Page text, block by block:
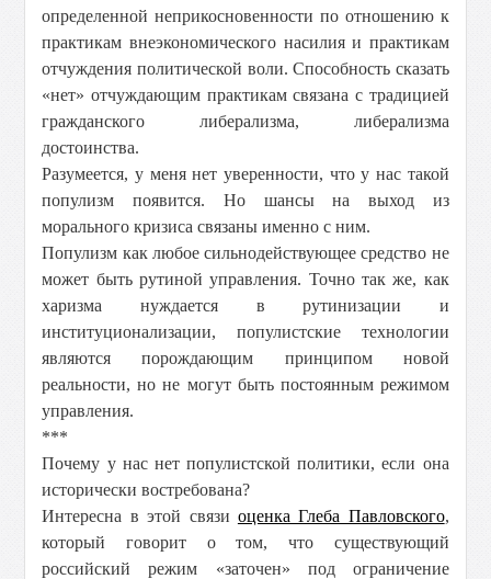
определенной неприкосновенности по отношению к
практикам внеэкономического насилия и практикам
отчуждения политической воли. Способность сказать
«нет» отчуждающим практикам связана с традицией
гражданского либерализма, либерализма
достоинства.
Разумеется, у меня нет уверенности, что у нас такой
популизм появится. Но шансы на выход из
морального кризиса связаны именно с ним.
Популизм как любое сильнодействующее средство не
может быть рутиной управления. Точно так же, как
харизма нуждается в рутинизации и
институционализации, популистские технологии
являются порождающим принципом новой
реальности, но не могут быть постоянным режимом
управления.
***
Почему у нас нет популистской политики, если она
исторически востребована?
Интересна в этой связи оценка Глеба Павловского,
который говорит о том, что существующий
российский режим «заточен» под ограничение